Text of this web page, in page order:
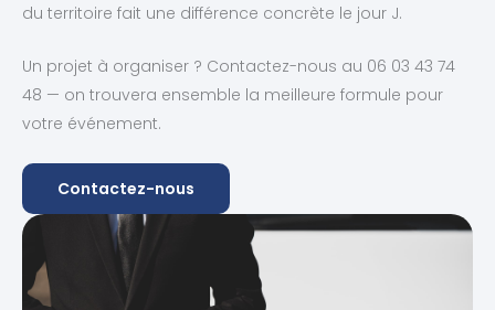
du territoire fait une différence concrète le jour J.
Un projet à organiser ? Contactez-nous au 06 03 43 74
48 — on trouvera ensemble la meilleure formule pour
votre événement.
Contactez-nous